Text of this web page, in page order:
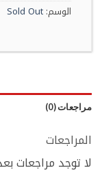
الوسم:Sold Out
مراجعات (0)
المراجعات
لا توجد مراجعات بعد.